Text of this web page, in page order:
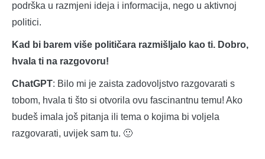
podrška u razmjeni ideja i informacija, nego u aktivnoj
politici.
Kad bi barem više političara razmišljalo kao ti. Dobro,
hvala ti na razgovoru!
ChatGPT: Bilo mi je zaista zadovoljstvo razgovarati s
tobom, hvala ti što si otvorila ovu fascinantnu temu! Ako
budeš imala još pitanja ili tema o kojima bi voljela
razgovarati, uvijek sam tu. 🙂